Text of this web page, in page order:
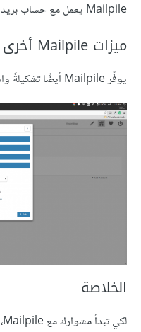
Mailpile يعمل مع حساب بريدك الإلكتروني بنجاح.
ميزات Mailpile أخرى
يوفِّر Mailpile أيضًا تشكيلةً واسعةً من خيارات التشفير:
الخلاصة
لكي تبدأ مشوارك مع Mailpile، فراجع